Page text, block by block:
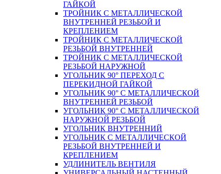
ГАЙКОЙ
ТРОЙНИК С МЕТАЛЛИЧЕСКОЙ
ВНУТРЕННЕЙ РЕЗЬБОЙ И
КРЕПЛЕНИЕМ
ТРОЙНИК С МЕТАЛЛИЧЕСКОЙ
РЕЗЬБОЙ ВНУТРЕННЕЙ
ТРОЙНИК С МЕТАЛЛИЧЕСКОЙ
РЕЗЬБОЙ НАРУЖНОЙ
УГОЛЬНИК 90° ПЕРЕХОД С
ПЕРЕКИДНОЙ ГАЙКОЙ
УГОЛЬНИК 90° С МЕТАЛЛИЧЕСКОЙ
ВНУТРЕННEЙ РЕЗЬБОЙ
УГОЛЬНИК 90° С МЕТАЛЛИЧЕСКОЙ
НАРУЖНОЙ РЕЗЬБОЙ
УГОЛЬНИК ВНУТРЕННИЙ
УГОЛЬНИК С МЕТАЛЛИЧЕСКОЙ
РЕЗЬБОЙ ВНУТРЕННЕЙ И
КРЕПЛЕНИЕМ
УДЛИНИТЕЛЬ ВЕНТИЛЯ